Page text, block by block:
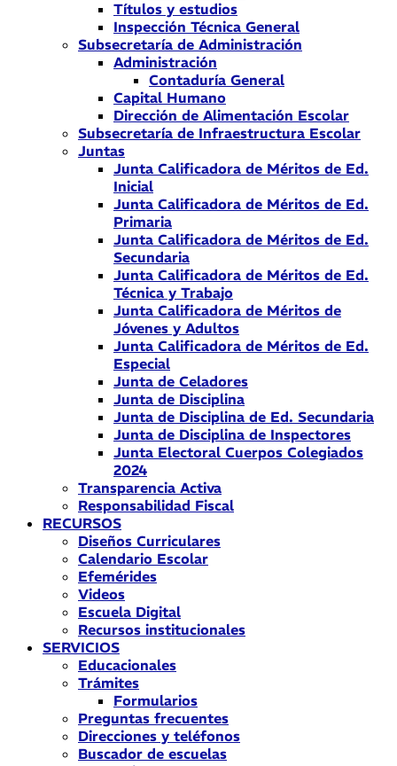
Títulos y estudios
Inspección Técnica General
Subsecretaría de Administración
Administración
Contaduría General
Capital Humano
Dirección de Alimentación Escolar
Subsecretaría de Infraestructura Escolar
Juntas
Junta Calificadora de Méritos de Ed.
Inicial
Junta Calificadora de Méritos de Ed.
Primaria
Junta Calificadora de Méritos de Ed.
Secundaria
Junta Calificadora de Méritos de Ed.
Técnica y Trabajo
Junta Calificadora de Méritos de
Jóvenes y Adultos
Junta Calificadora de Méritos de Ed.
Especial
Junta de Celadores
Junta de Disciplina
Junta de Disciplina de Ed. Secundaria
Junta de Disciplina de Inspectores
Junta Electoral Cuerpos Colegiados
2024
Transparencia Activa
Responsabilidad Fiscal
RECURSOS
Diseños Curriculares
Calendario Escolar
Efemérides
Videos
Escuela Digital
Recursos institucionales
SERVICIOS
Educacionales
Trámites
Formularios
Preguntas frecuentes
Direcciones y teléfonos
Buscador de escuelas